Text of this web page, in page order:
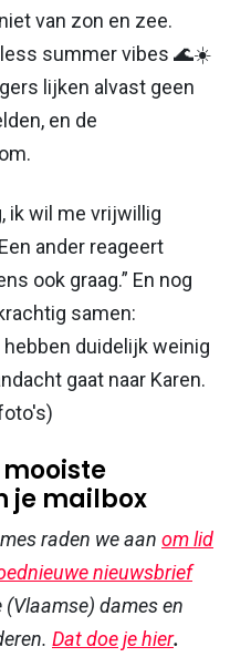
van zon en zee.
summer vibes 🌊☀️
lijken alvast geen
en de
ik wil me vrijwillig
ander reageert
ook graag.” En nog
samen:
hebben duidelijk weinig
gaat naar Karen.
je mailbox
raden we aan om lid
nieuwsbrief
dames en
Dat doe je hier.